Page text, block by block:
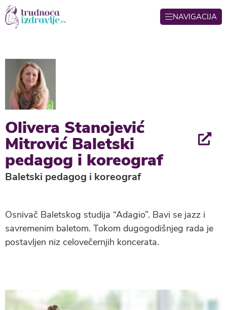
NAVIGACIJA
Olivera Stanojević
Mitrović Baletski
pedagog i koreograf
Baletski pedagog i koreograf
Osnivač Baletskog studija “Adagio”. Bavi se jazz i
savremenim baletom. Tokom dugogodišnjeg rada je
postavljen niz celovečernjih koncerata.